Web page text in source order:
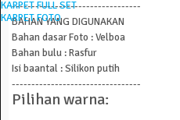
KARPET FULL SET
KARPET FOTO
---------------------------------
BAHAN YANG DIGUNAKAN
Bahan dasar Foto : Velboa
Bahan bulu : Rasfur
Isi baantal : Silikon putih
---------------------------------
Pilihan warna: